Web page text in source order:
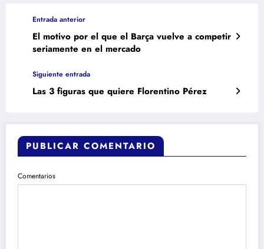
Entrada anterior
El motivo por el que el Barça vuelve a competir
seriamente en el mercado
Siguiente entrada
Las 3 figuras que quiere Florentino Pérez
PUBLICAR COMENTARIO
Comentarios